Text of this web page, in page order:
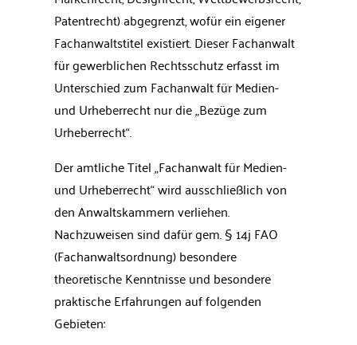
Patentrecht) abgegrenzt, wofür ein eigener
Fachanwaltstitel existiert. Dieser Fachanwalt
für gewerblichen Rechtsschutz erfasst im
Unterschied zum Fachanwalt für Medien-
und Urheberrecht nur die „Bezüge zum
Urheberrecht“.
Der amtliche Titel „Fachanwalt für Medien-
und Urheberrecht“ wird ausschließlich von
den Anwaltskammern verliehen.
Nachzuweisen sind dafür gem. § 14j FAO
(Fachanwaltsordnung) besondere
theoretische Kenntnisse und besondere
praktische Erfahrungen auf folgenden
Gebieten: